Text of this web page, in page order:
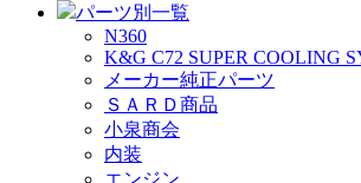
パーツ別一覧
N360
K&G C72 SUPER COOLING
メーカー純正パーツ
ＳＡＲＤ商品
小泉商会
内装
エンジン